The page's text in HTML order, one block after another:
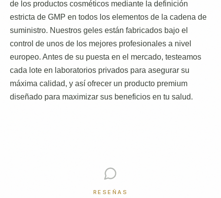
de los productos cosméticos mediante la definición
estricta de GMP en todos los elementos de la cadena de
suministro. Nuestros geles están fabricados bajo el
control de unos de los mejores profesionales a nivel
europeo. Antes de su puesta en el mercado, testeamos
cada lote en laboratorios privados para asegurar su
máxima calidad, y así ofrecer un producto premium
diseñado para maximizar sus beneficios en tu salud.
RESEÑAS